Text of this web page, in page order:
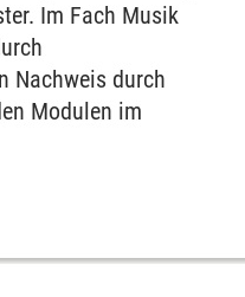
Im Fach Musik
Nachweis durch
Modulen im